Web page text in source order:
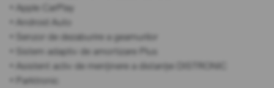
• Apple CarPlay
• Android Auto
• Senzor de dezaburire a geamurilor
• Sistem adaptiv de amortizare Plus
• Asistent activ de menținere a distanței DISTRONIC
• Parktronic